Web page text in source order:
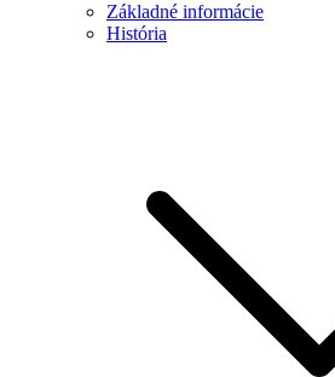
Základné informácie
História